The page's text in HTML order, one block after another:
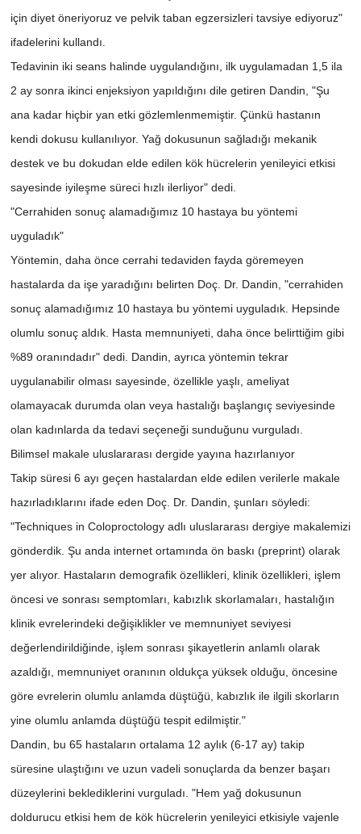
için diyet öneriyoruz ve pelvik taban egzersizleri tavsiye ediyoruz"
ifadelerini kullandı.
Tedavinin iki seans halinde uygulandığını, ilk uygulamadan 1,5 ila
2 ay sonra ikinci enjeksiyon yapıldığını dile getiren Dandin, "Şu
ana kadar hiçbir yan etki gözlemlenmemiştir. Çünkü hastanın
kendi dokusu kullanılıyor. Yağ dokusunun sağladığı mekanik
destek ve bu dokudan elde edilen kök hücrelerin yenileyici etkisi
sayesinde iyileşme süreci hızlı ilerliyor" dedi.
"Cerrahiden sonuç alamadığımız 10 hastaya bu yöntemi
uyguladık"
Yöntemin, daha önce cerrahi tedaviden fayda göremeyen
hastalarda da işe yaradığını belirten Doç. Dr. Dandin, "cerrahiden
sonuç alamadığımız 10 hastaya bu yöntemi uyguladık. Hepsinde
olumlu sonuç aldık. Hasta memnuniyeti, daha önce belirttiğim gibi
%89 oranındadır" dedi. Dandin, ayrıca yöntemin tekrar
uygulanabilir olması sayesinde, özellikle yaşlı, ameliyat
olamayacak durumda olan veya hastalığı başlangıç seviyesinde
olan kadınlarda da tedavi seçeneği sunduğunu vurguladı.
Bilimsel makale uluslararası dergide yayına hazırlanıyor
Takip süresi 6 ayı geçen hastalardan elde edilen verilerle makale
hazırladıklarını ifade eden Doç. Dr. Dandin, şunları söyledi:
"Techniques in Coloproctology adlı uluslararası dergiye makalemizi
gönderdik. Şu anda internet ortamında ön baskı (preprint) olarak
yer alıyor. Hastaların demografik özellikleri, klinik özellikleri, işlem
öncesi ve sonrası semptomları, kabızlık skorlamaları, hastalığın
klinik evrelerindeki değişiklikler ve memnuniyet seviyesi
değerlendirildiğinde, işlem sonrası şikayetlerin anlamlı olarak
azaldığı, memnuniyet oranının oldukça yüksek olduğu, öncesine
göre evrelerin olumlu anlamda düştüğü, kabızlık ile ilgili skorların
yine olumlu anlamda düştüğü tespit edilmiştir."
Dandin, bu 65 hastaların ortalama 12 aylık (6-17 ay) takip
süresine ulaştığını ve uzun vadeli sonuçlarda da benzer başarı
düzeylerini beklediklerini vurguladı. "Hem yağ dokusunun
doldurucu etkisi hem de kök hücrelerin yenileyici etkisiyle vajenle